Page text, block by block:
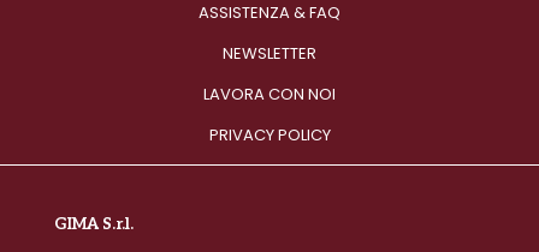
ASSISTENZA & FAQ
NEWSLETTER
LAVORA CON NOI
PRIVACY POLICY
GIMA S.r.l.